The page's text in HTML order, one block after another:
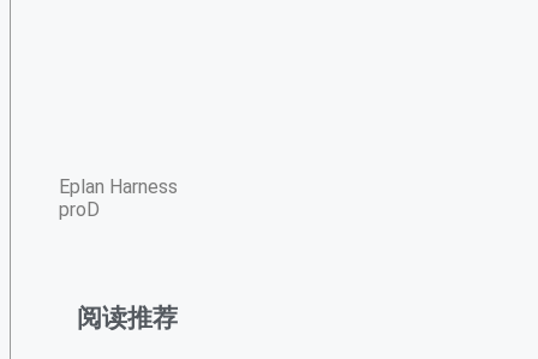
Eplan Harness
proD
阅读推荐